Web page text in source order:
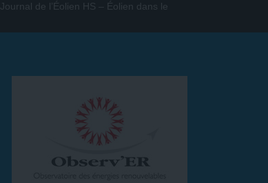
Journal de l’Éolien HS – Éolien dans le